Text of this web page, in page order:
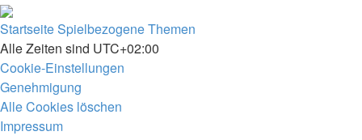
StartseiteSpielbezogene Themen
Alle Zeiten sind UTC+02:00
Cookie-Einstellungen
Genehmigung
Alle Cookies löschen
Impressum